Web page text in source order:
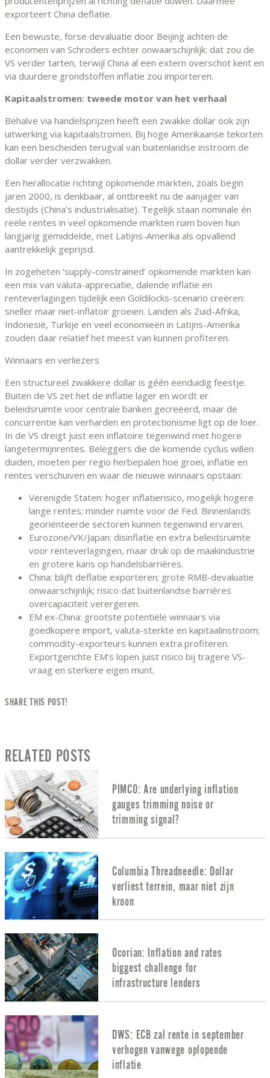
exporteert China deflatie.
Een bewuste, forse devaluatie door Beijing achten de
economen van Schroders echter onwaarschijnlijk: dat zou de
VS verder tarten, terwijl China al een extern overschot kent en
via duurdere grondstoffen inflatie zou importeren.
Kapitaalstromen: tweede motor van het verhaal
Behalve via handelsprijzen heeft een zwakke dollar ook zijn
uitwerking via kapitaalstromen. Bij hoge Amerikaanse tekorten
kan een bescheiden terugval van buitenlandse instroom de
dollar verder verzwakken.
Een herallocatie richting opkomende markten, zoals begin
jaren 2000, is denkbaar, al ontbreekt nu de aanjager van
destijds (China’s industrialisatie). Tegelijk staan nominale én
reële rentes in veel opkomende markten ruim boven hun
langjarig gemiddelde, met Latijns-Amerika als opvallend
aantrekkelijk geprijsd.
In zogeheten ‘supply-constrained’ opkomende markten kan
een mix van valuta-appreciatie, dalende inflatie en
renteverlagingen tijdelijk een Goldilocks-scenario creëren:
sneller maar niet-inflatoir groeien. Landen als Zuid-Afrika,
Indonesië, Turkije en veel economieën in Latijns-Amerika
zouden daar relatief het meest van kunnen profiteren.
Winnaars en verliezers
Een structureel zwakkere dollar is géén eenduidig feestje.
Buiten de VS zet het de inflatie lager en wordt er
beleidsruimte voor centrale banken gecreëerd, maar de
concurrentie kan verharden en protectionisme ligt op de loer.
In de VS dreigt juist een inflatoire tegenwind met hogere
langetermijnrentes. Beleggers die de komende cyclus willen
duiden, moeten per regio herbepalen hoe groei, inflatie en
rentes verschuiven en waar de nieuwe winnaars opstaan:
Verenigde Staten: hoger inflatierisico, mogelijk hogere
lange rentes; minder ruimte voor de Fed. Binnenlands
georiënteerde sectoren kunnen tegenwind ervaren.
Eurozone/VK/Japan: disinflatie en extra beleidsruimte
voor renteverlagingen, maar druk op de maakindustrie
en grotere kans op handelsbarrières.
China: blijft deflatie exporteren; grote RMB-devaluatie
onwaarschijnlijk; risico dat buitenlandse barrières
overcapaciteit verergeren.
EM ex-China: grootste potentiële winnaars via
goedkopere import, valuta-sterkte en kapitaalinstroom;
commodity-exporteurs kunnen extra profiteren.
Exportgerichte EM’s lopen juist risico bij tragere VS-
vraag en sterkere eigen munt.
SHARE THIS POST!
RELATED POSTS
PIMCO: Are underlying inflation
gauges trimming noise or
trimming signal?
Columbia Threadneedle: Dollar
verliest terrein, maar niet zijn
kroon
Ocorian: Inflation and rates
biggest challenge for
infrastructure lenders
DWS: ECB zal rente in september
verhogen vanwege oplopende
inflatie